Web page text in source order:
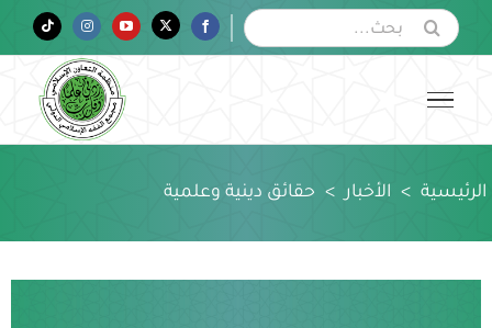
البحث
عن:
Facebook
Twitter
YouTube
Instagram
Tiktok
الرئيسية > الأخبار > حقائق دينية وعلمية